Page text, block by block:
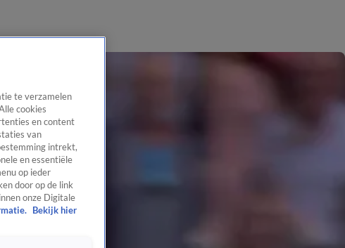
te verzamelen
cookies
en content
van
intrekt,
en essentiële
op ieder
door op de link
onze Digitale
Bekijk hier